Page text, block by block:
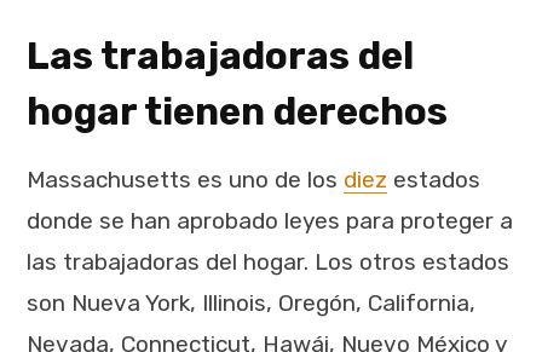
Las trabajadoras del
hogar tienen derechos
Massachusetts es uno de los diez estados
donde se han aprobado leyes para proteger a
las trabajadoras del hogar. Los otros estados
son Nueva York, Illinois, Oregón, California,
Nevada, Connecticut, Hawái, Nuevo México y